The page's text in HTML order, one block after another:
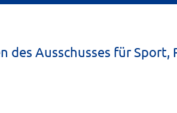
des Ausschusses für